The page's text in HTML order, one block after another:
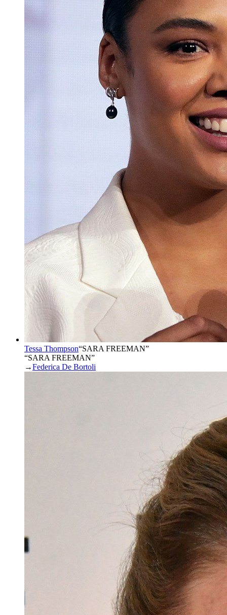
Tessa Thompson“SARA FREEMAN”
“SARA FREEMAN”
→Federica De Bortoli